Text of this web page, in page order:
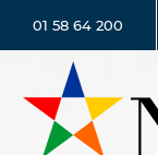
01 58 64 200